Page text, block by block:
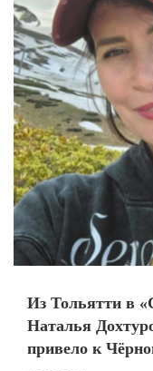
Из Тольятти в
Наталья
привело к